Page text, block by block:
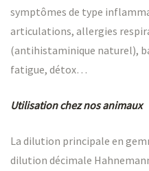
symptômes de type
articulations, allergies
(antihistaminique naturel),
fatigue, détox…
Utilisation chez nos animaux
La dilution principale en
dilution décimale